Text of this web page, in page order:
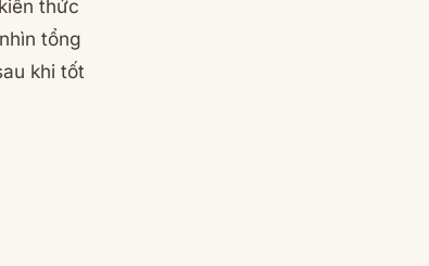
thức
tổng
khi tốt